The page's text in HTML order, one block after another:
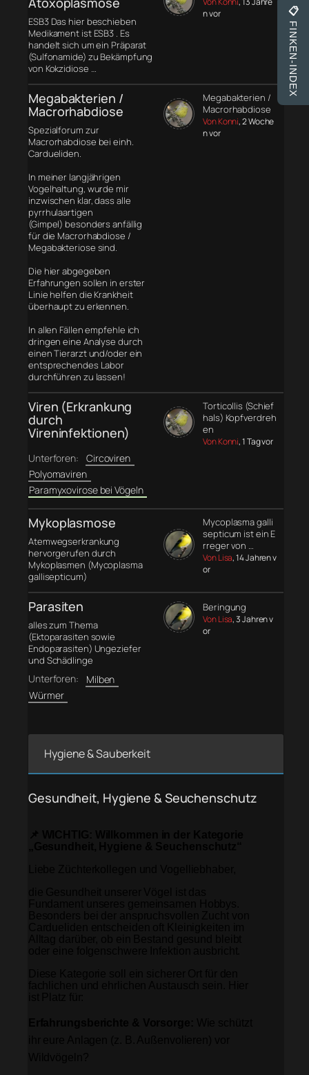
ESB3 Das hier beschieben
Medikament ist ESB3 . Es
handelt sich um ein Präparat
(Sulfonamide) zu Bekämpfung
von Kokzidiose …
n vor
Megabakterien /
Macrorhabdiose
Spezialforum zur
Macrorhabdiose bei einh.
Cardueliden.
In meiner langjährigen
Vogelhaltung, wurde mir
inzwischen klar, dass alle
pyrrhulaartigen
(Gimpel) besonders anfällig
für die Macrorhabdiose /
Megabakteriose sind.
Die hier abgegeben
Erfahrungen sollen in erster
Linie helfen die Krankheit
überhaupt zu erkennen.
In allen Fällen empfehle ich
dringen eine Analyse durch
einen Tierarzt und/oder ein
entsprechendes Labor
durchführen zu lassen!
Megabakterien /
Macrorhabdiose
Von Konni, 2 Woche
n vor
Viren (Erkrankung
durch
Vireninfektionen)
Unterforen:
Circoviren
Polyomaviren
Paramyxovirose bei Vögeln
Torticollis (Schief
hals) Kopfverdreh
en
Von Konni, 1 Tag vor
Mykoplasmose
Atemwegserkrankung
hervorgerufen durch
Mykoplasmen (Mycoplasma
gallisepticum)
Mycoplasma galli
septicum ist ein E
rreger von …
Von Lisa, 14 Jahren v
or
Parasiten
alles zum Thema
(Ektoparasiten sowie
Endoparasiten) Ungeziefer
und Schädlinge
Unterforen:
Milben
Würmer
Beringung
Von Lisa, 3 Jahren v
or
Hygiene & Sauberkeit
Gesundheit, Hygiene & Seuchenschutz
📋
FINKEN-INDEX